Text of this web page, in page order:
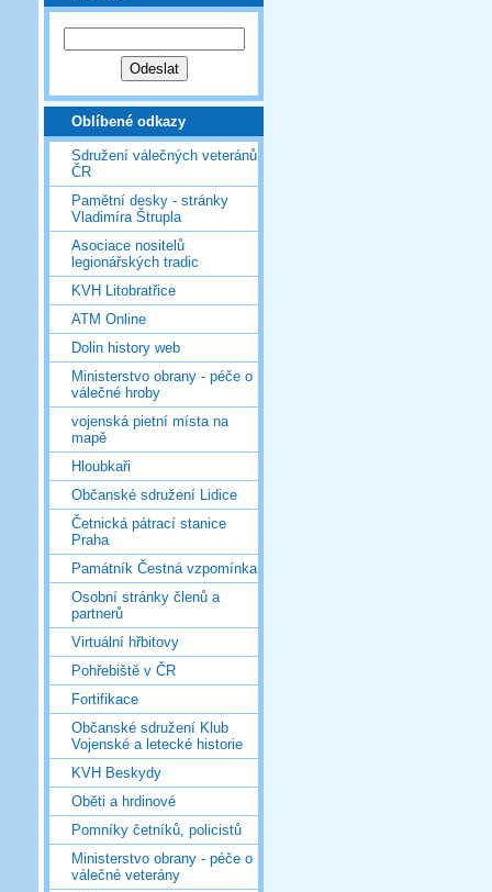
Oblíbené odkazy
Sdružení válečných veteránů
ČR
Pamětní desky - stránky
Vladimíra Štrupla
Asociace nositelů
legionářských tradic
KVH Litobratřice
ATM Online
Dolin history web
Ministerstvo obrany - péče o
válečné hroby
vojenská pietní místa na
mapě
Hloubkaři
Občanské sdružení Lidice
Četnická pátrací stanice
Praha
Památník Čestná vzpomínka
Osobní stránky členů a
partnerů
Virtuální hřbitovy
Pohřebiště v ČR
Fortifikace
Občanské sdružení Klub
Vojenské a letecké historie
KVH Beskydy
Oběti a hrdinové
Pomníky četníků, policistů
Ministerstvo obrany - péče o
válečné veterány